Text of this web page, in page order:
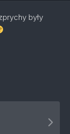
były